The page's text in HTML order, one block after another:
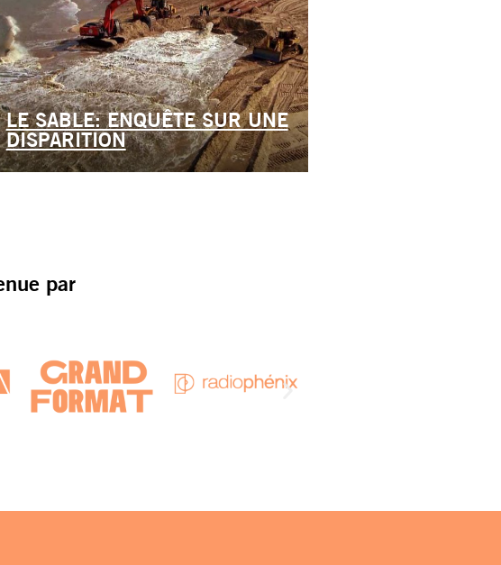
LE SABLE: ENQUÊTE SUR UNE
DISPARITION
par